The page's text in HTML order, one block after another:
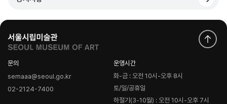
문의
semaaa@seoul.go.kr
02-2124-7400
운영시간
화-금 : 오전 10시-오후 8시
토/일/공휴일
하절기(3-10월) : 오전 10시-오후 7시